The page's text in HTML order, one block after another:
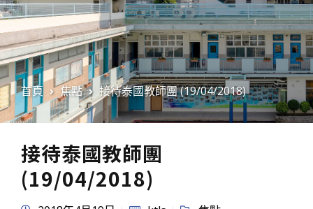
首頁 焦點 接待泰國教師團 (19/04/2018)
接待泰國教師團
(19/04/2018)